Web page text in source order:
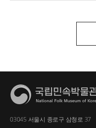
03045 서울시 종로구 삼청로 37